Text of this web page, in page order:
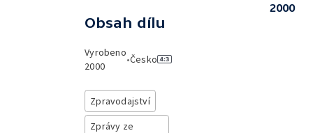
Obsah dílu
Vyrobeno
2000
•Česko
Zpravodajství
Zprávy ze
2000